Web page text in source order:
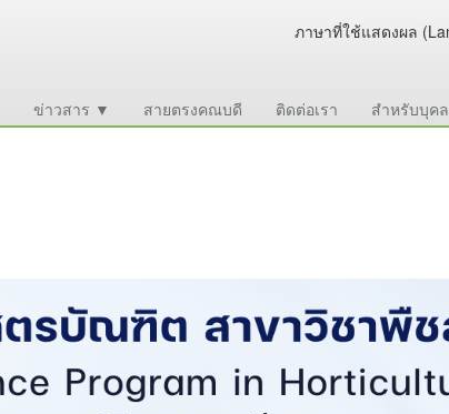
ภาษาที่ใช้แสดงผล
ข่าวสาร ▼ สายตรงคณบดี ติดต่อเรา สำหรับบุค